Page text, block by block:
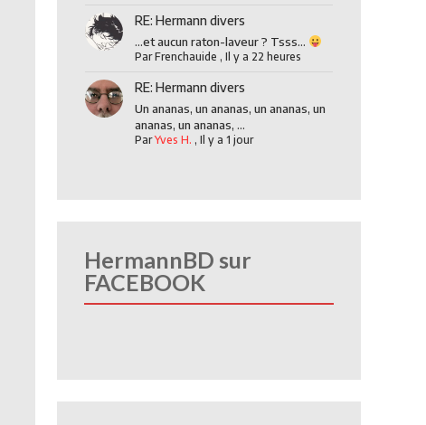
RE: Hermann divers
...et aucun raton-laveur ? Tsss...
ParFrenchauide , Il y a 22 heures
RE: Hermann divers
Un ananas, un ananas, un ananas, un
ananas, un ananas, ...
ParYves H. , Il y a 1 jour
HermannBD sur
FACEBOOK